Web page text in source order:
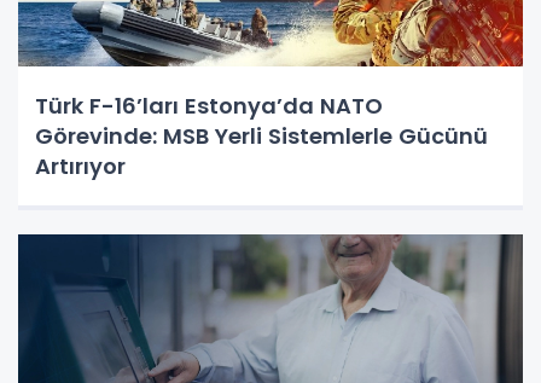
Türk F-16’ları Estonya’da NATO
Görevinde: MSB Yerli Sistemlerle Gücünü
Artırıyor